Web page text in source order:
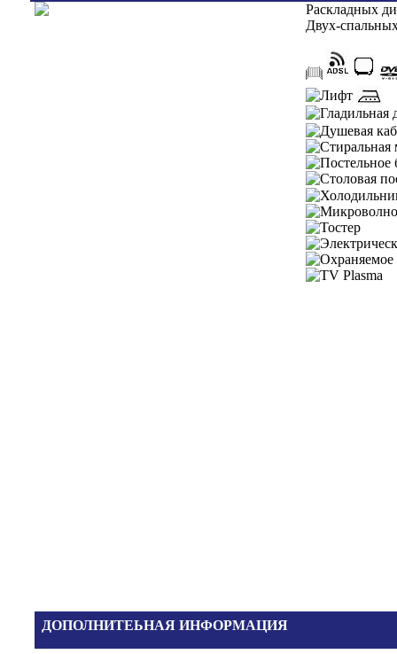
Раскладных
Двух-
ДОПОЛНИТЕЬНАЯ ИНФОРМАЦИЯ